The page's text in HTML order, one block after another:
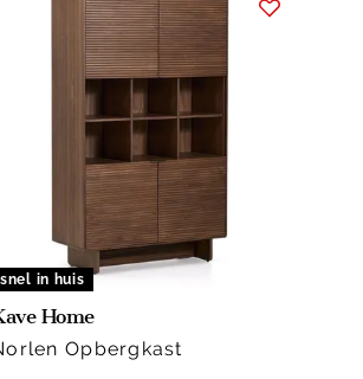
snel in huis
Home
Opbergkast